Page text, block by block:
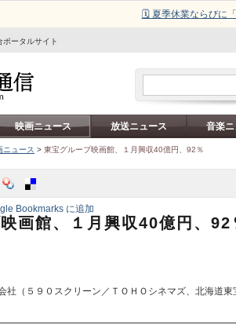
🗓️ 夏季休業ならびに
ータルサイト
映画ニュース 放送ニュース 音楽
ニュース > 東宝グループ映画館、１月興収40億円、92％
画館、１月興収40億円、92
社（５９０スクリーン／ＴＯＨＯシネマズ、北海道